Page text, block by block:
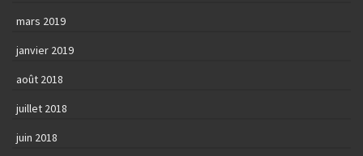
mars 2019
janvier 2019
août 2018
juillet 2018
juin 2018